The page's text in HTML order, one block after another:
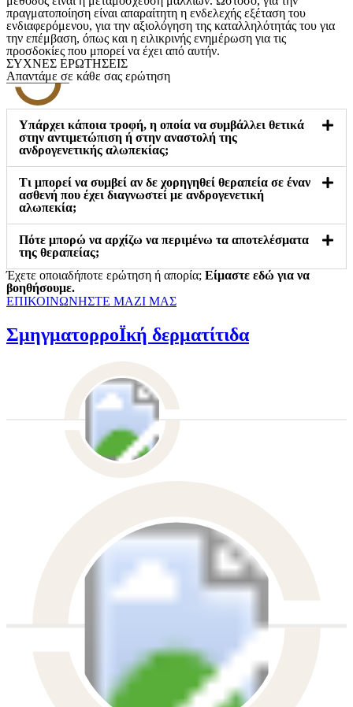
πραγματοποίηση είναι απαραίτητη η ενδελεχής εξέταση του
ενδιαφερόμενου, για την αξιολόγηση της καταλληλότητάς του για
την επέμβαση, όπως και η ειλικρινής ενημέρωση για τις
προσδοκίες που μπορεί να έχει από αυτήν.
ΣΥΧΝEΣ ΕΡΩΤHΣΕΙΣ
Απαντάμε σε κάθε σας ερώτηση
Υπάρχει κάποια τροφή, η οποία να συμβάλλει θετικά
στην αντιμετώπιση ή στην αναστολή της
ανδρογενετικής αλωπεκίας;
Τι μπορεί να συμβεί αν δε χορηγηθεί θεραπεία σε έναν
ασθενή που έχει διαγνωστεί με ανδρογενετική
αλωπεκία;
Πότε μπορώ να αρχίζω να περιμένω τα αποτελέσματα
της θεραπείας;
Έχετε οποιαδήποτε ερώτηση ή απορία; Eίμαστε εδώ για να
βοηθήσουμε.
ΕΠΙΚΟΙΝΩΝΗΣΤΕ ΜΑΖΙ ΜΑΣ
ΣμηγματορροΪκή δερματίτιδα